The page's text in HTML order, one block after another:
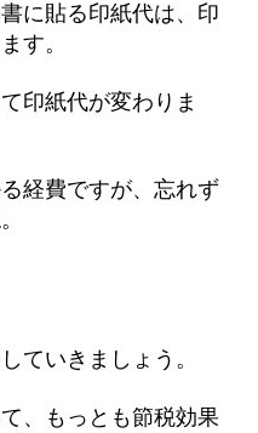
に貼る印紙代は、印
す。
印紙代が変わりま
経費ですが、忘れず
ていきましょう。
、もっとも節税効果